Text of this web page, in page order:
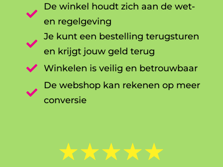

De winkel houdt zich aan de wet-
en regelgeving

Je kunt een bestelling terugsturen
en krijgt jouw geld terug

Winkelen is veilig en betrouwbaar

De webshop kan rekenen op meer
conversie
☆☆☆☆☆